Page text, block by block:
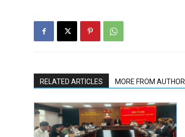
RELATED ARTICLES MORE FROM AUTHOR